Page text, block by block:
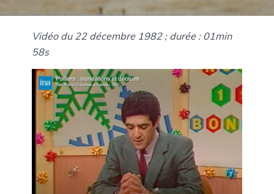
Vidéo du 22 décembre 1982 ; durée : 01min
58s